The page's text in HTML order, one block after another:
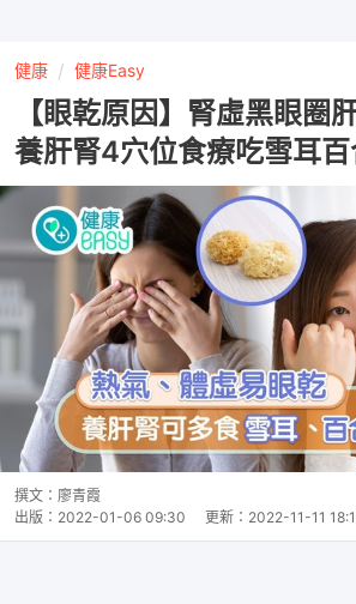
健康 健康Easy
【眼乾原因】腎虛黑眼圈
養肝腎4穴位食療吃雪耳
撰文： 廖青霞
出版： 2022-01-06 09:30 更新： 2022-11-11